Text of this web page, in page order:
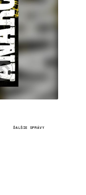
ĎALŠIE SPRÁVY